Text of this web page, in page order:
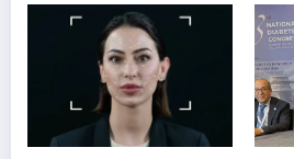
s’appuyant sur le partage des
expériences »
Hafez